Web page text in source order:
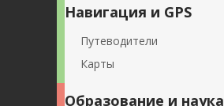
Навигация и GPS
Путеводители
Карты
Образование и наука